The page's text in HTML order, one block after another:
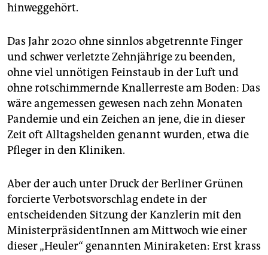
hinweggehört.
Das Jahr 2020 ohne sinnlos abgetrennte Finger
und schwer verletzte Zehnjährige zu beenden,
ohne viel unnötigen Feinstaub in der Luft und
ohne rotschimmernde Knallerreste am Boden: Das
wäre angemessen gewesen nach zehn Monaten
Pandemie und ein Zeichen an jene, die in dieser
Zeit oft Alltagshelden genannt wurden, etwa die
Pfleger in den Kliniken.
Aber der auch unter Druck der Berliner Grünen
forcierte Verbotsvorschlag endete in der
entscheidenden Sitzung der Kanzlerin mit den
MinisterpräsidentInnen am Mittwoch wie einer
dieser „Heuler“ genannten Miniraketen: Erst krass